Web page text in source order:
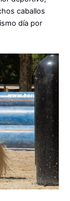
caballos
día por